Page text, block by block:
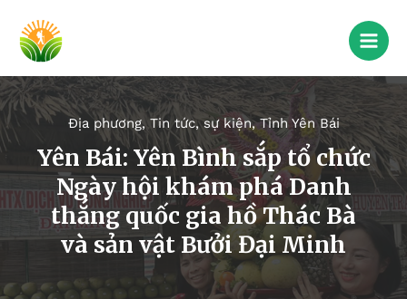
Địa phương,Tin tức, sự kiện,Tỉnh Yên Bái
Yên Bái: Yên Bình sắp tổ chức
Ngày hội khám phá Danh
thắng quốc gia hồ Thác Bà
và sản vật Bưởi Đại Minh